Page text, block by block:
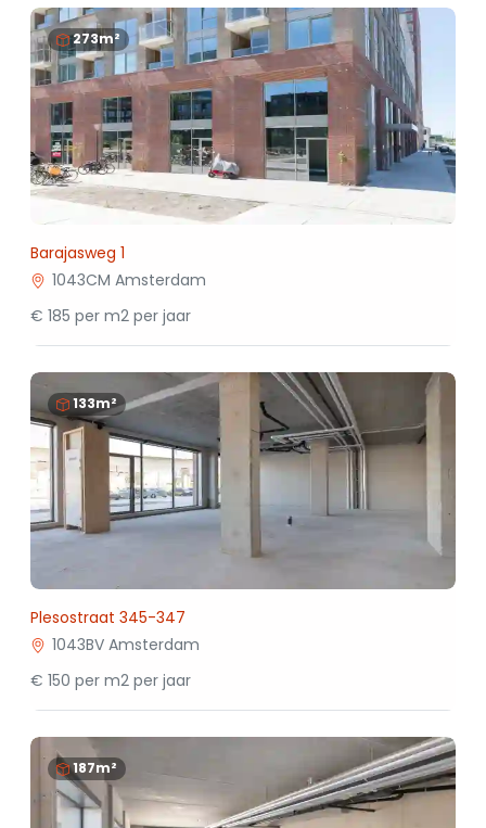
273m²
Barajasweg 1
1043CM Amsterdam
€ 185 per m2 per jaar
133m²
Plesostraat 345-347
1043BV Amsterdam
€ 150 per m2 per jaar
187m²